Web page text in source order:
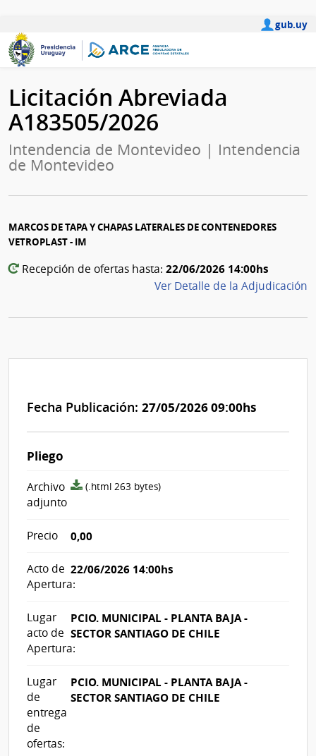
gub.uy
Licitación Abreviada
A183505/2026
Intendencia de Montevideo | Intendencia
de Montevideo
MARCOS DE TAPA Y CHAPAS LATERALES DE CONTENEDORES
VETROPLAST - IM
Recepción de ofertas hasta: 22/06/2026 14:00hs
Ver Detalle de la Adjudicación
Fecha Publicación: 27/05/2026 09:00hs
Pliego
Archivo
adjunto
archivo
(.html 263 bytes)
Precio 0,00
Acto de
Apertura:
22/06/2026 14:00hs
Lugar
acto de
Apertura:
PCIO. MUNICIPAL - PLANTA BAJA -
SECTOR SANTIAGO DE CHILE
Lugar
de
entrega
de
ofertas:
PCIO. MUNICIPAL - PLANTA BAJA -
SECTOR SANTIAGO DE CHILE